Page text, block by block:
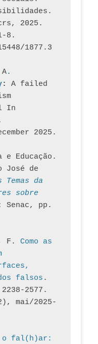
2025.
8.
1877.3
.
: A failed
In
2025.
e Educação.
José de
Temas da
sobre
Senac, pp.
F. Como as
falsos
2577.
mai/2025-
o fal(h)ar: